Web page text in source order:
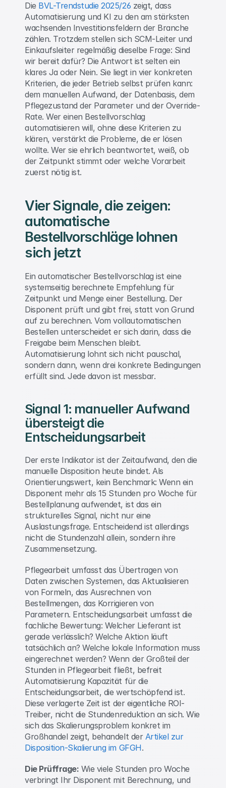
Die BVL-Trendstudie 2025/26 zeigt, dass
Automatisierung und KI zu den am stärksten
wachsenden Investitionsfeldern der Branche
zählen. Trotzdem stellen sich SCM-Leiter und
Einkaufsleiter regelmäßig dieselbe Frage: Sind
wir bereit dafür? Die Antwort ist selten ein
klares Ja oder Nein. Sie liegt in vier konkreten
Kriterien, die jeder Betrieb selbst prüfen kann:
dem manuellen Aufwand, der Datenbasis, dem
Pflegezustand der Parameter und der Override-
Rate. Wer einen Bestellvorschlag
automatisieren will, ohne diese Kriterien zu
klären, verstärkt die Probleme, die er lösen
wollte. Wer sie ehrlich beantwortet, weiß, ob
der Zeitpunkt stimmt oder welche Vorarbeit
zuerst nötig ist.
Vier Signale, die zeigen:
automatische
Bestellvorschläge lohnen
sich jetzt
Ein automatischer Bestellvorschlag ist eine
systemseitig berechnete Empfehlung für
Zeitpunkt und Menge einer Bestellung. Der
Disponent prüft und gibt frei, statt von Grund
auf zu berechnen. Vom vollautomatischen
Bestellen unterscheidet er sich darin, dass die
Freigabe beim Menschen bleibt.
Automatisierung lohnt sich nicht pauschal,
sondern dann, wenn drei konkrete Bedingungen
erfüllt sind. Jede davon ist messbar.
Signal 1: manueller Aufwand
übersteigt die
Entscheidungsarbeit
Der erste Indikator ist der Zeitaufwand, den die
manuelle Disposition heute bindet. Als
Orientierungswert, kein Benchmark: Wenn ein
Disponent mehr als 15 Stunden pro Woche für
Bestellplanung aufwendet, ist das ein
strukturelles Signal, nicht nur eine
Auslastungsfrage. Entscheidend ist allerdings
nicht die Stundenzahl allein, sondern ihre
Zusammensetzung.
Pflegearbeit umfasst das Übertragen von
Daten zwischen Systemen, das Aktualisieren
von Formeln, das Ausrechnen von
Bestellmengen, das Korrigieren von
Parametern. Entscheidungsarbeit umfasst die
fachliche Bewertung: Welcher Lieferant ist
gerade verlässlich? Welche Aktion läuft
tatsächlich an? Welche lokale Information muss
eingerechnet werden? Wenn der Großteil der
Stunden in Pflegearbeit fließt, befreit
Automatisierung Kapazität für die
Entscheidungsarbeit, die wertschöpfend ist.
Diese verlagerte Zeit ist der eigentliche ROI-
Treiber, nicht die Stundenreduktion an sich. Wie
sich das Skalierungsproblem konkret im
Großhandel zeigt, behandelt der Artikel zur
Disposition-Skalierung im GFGH.
Die Prüffrage: Wie viele Stunden pro Woche
verbringt Ihr Disponent mit Berechnung, und